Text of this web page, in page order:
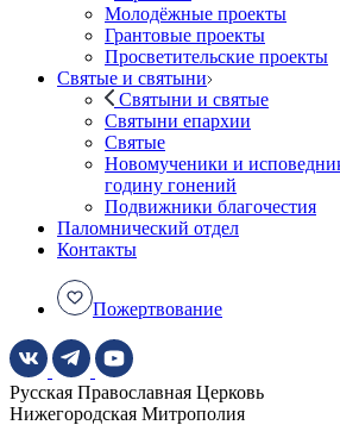
Молодёжные проекты
Грантовые проекты
Просветительские проекты
Святые и святыни
Святыни и святые
Святыни епархии
Святые
Новомученики и
годину гонений
Подвижники благочестия
Паломнический отдел
Контакты
Пожертвование
Русская Православная Церковь
Нижегородская Митрополия